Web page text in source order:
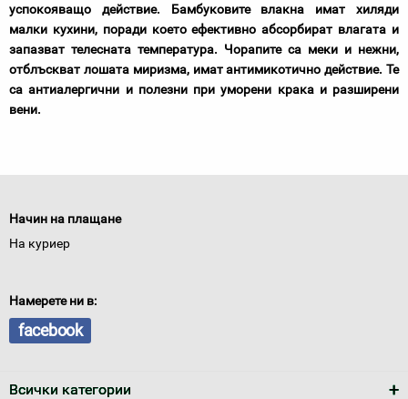
успокояващо действие. Бамбуковите влакна имат хиляди
малки кухини, поради което ефективно абсорбират влагата и
запазват телесната температура. Чорапите са меки и нежни,
отблъскват лошата миризма, имат антимикотично действие. Те
саантиалергични и полезни при уморени крака и разширени
вени.
Начин на плащане
На куриер
Намерете ни в:
facebook
Всички категории